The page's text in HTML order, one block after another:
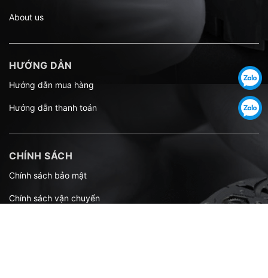
About us
HƯỚNG DẪN
Hướng dẫn mua hàng
Hướng dẫn thanh toán
CHÍNH SÁCH
Chính sách bảo mật
Chính sách vận chuyển